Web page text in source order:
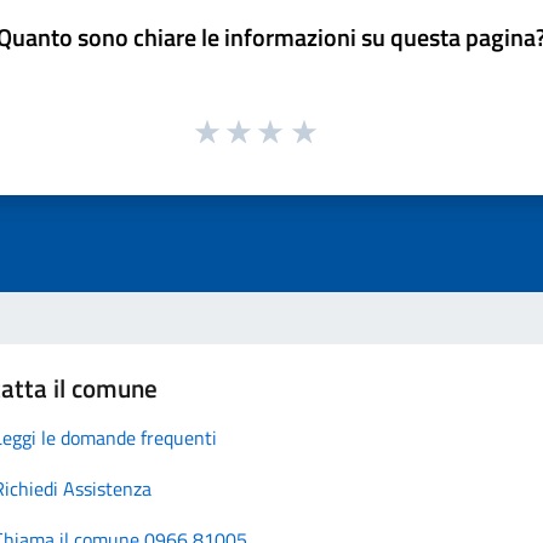
sono chiare le informazioni su questa
il comune
le domande frequenti
Assistenza